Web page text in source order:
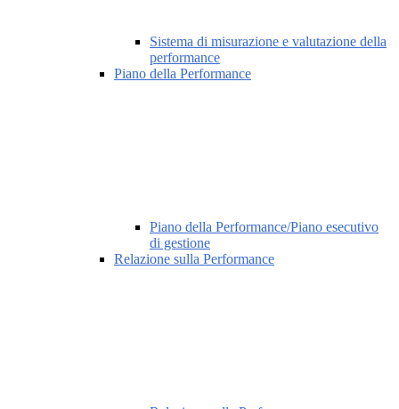
Sistema di misurazione e valutazione della
performance
Piano della Performance
Piano della Performance/Piano esecutivo
di gestione
Relazione sulla Performance